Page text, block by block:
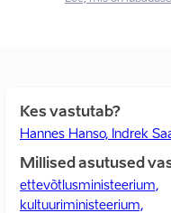
Kes vastutab?
Hannes Hanso, Indrek
Millised asutused
ettevõtlusministeerium,
kultuuriministeerium,